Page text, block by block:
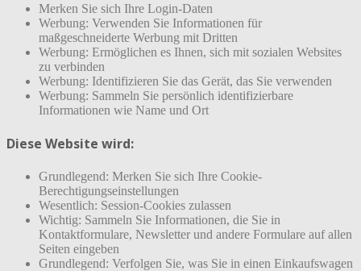
Merken Sie sich Ihre Login-Daten
Werbung: Verwenden Sie Informationen für
maßgeschneiderte Werbung mit Dritten
Werbung: Ermöglichen es Ihnen, sich mit sozialen Websites
zu verbinden
Werbung: Identifizieren Sie das Gerät, das Sie verwenden
Werbung: Sammeln Sie persönlich identifizierbare
Informationen wie Name und Ort
Diese Website wird:
Grundlegend: Merken Sie sich Ihre Cookie-
Berechtigungseinstellungen
Wesentlich: Session-Cookies zulassen
Wichtig: Sammeln Sie Informationen, die Sie in
Kontaktformulare, Newsletter und andere Formulare auf allen
Seiten eingeben
Grundlegend: Verfolgen Sie, was Sie in einen Einkaufswagen